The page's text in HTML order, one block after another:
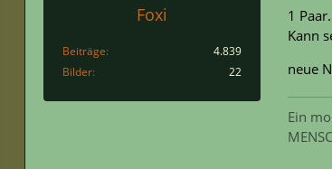
Foxi
Beiträge
4.839
Bilder
22
1
Kann
neue
Ein